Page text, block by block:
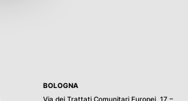
BOLOGNA
Via dei Trattati Comunitari Europei, 17 –